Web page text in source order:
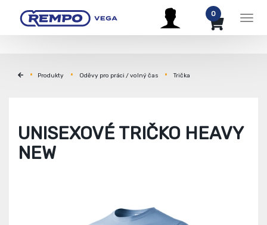
0
Produkty Oděvy pro práci / volný čas Trička
UNISEXOVÉ TRIČKO HEAVY
NEW